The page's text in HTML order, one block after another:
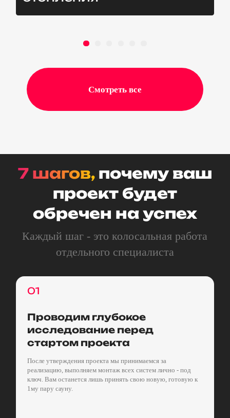
ПОРТФОЛИО
КОНТАКТЫ
БЛОГ (НОВОСТИ)Смотреть все
7 шагов,почему ваш
проект будет
обречен на успех
Каждый шаг - это колосальная работа
отдельного специалиста
01
Проводим глубокое
исследование перед
стартом проекта
После утверждения проекта мы принимаемся за
реализацию, выполняем монтаж всех систем лично - под
ключ. Вам останется лишь принять свою новую, готовую к
1му пару сауну.